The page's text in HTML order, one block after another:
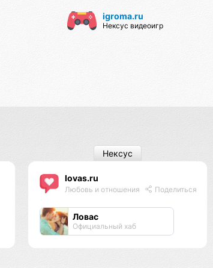
igroma.ru
Нексус видеоигр
lovas.ru
Любовь и отношения Поделиться
Ловас
Официальный хаб
Нексус